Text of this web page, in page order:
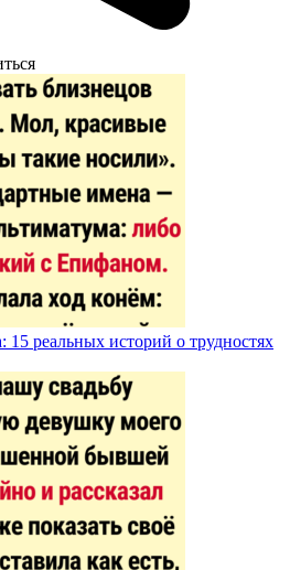
реальных историй о трудностях